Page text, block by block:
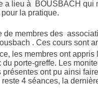
a lieu à BOUSBACH
la pratique.
membres des
. Ces cours sont
les membres ont appris
porte-greffe. Les
ont pu ainsi
4 séances, la